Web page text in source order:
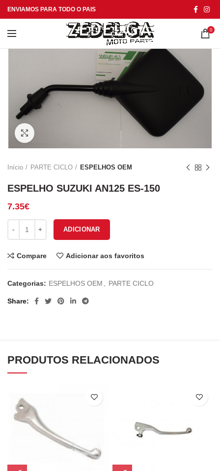
ENVIAMOS PARA TODO O PAIS
0
Início PARTE CICLO ESPELHOS OEM
ESPELHO SUZUKI AN125 ES-150
7.35€
ADICIONAR
Compare Adicionar aos favoritos
Categorias: ESPELHOS OEM PARTE CICLO
Share
PRODUTOS RELACIONADOS